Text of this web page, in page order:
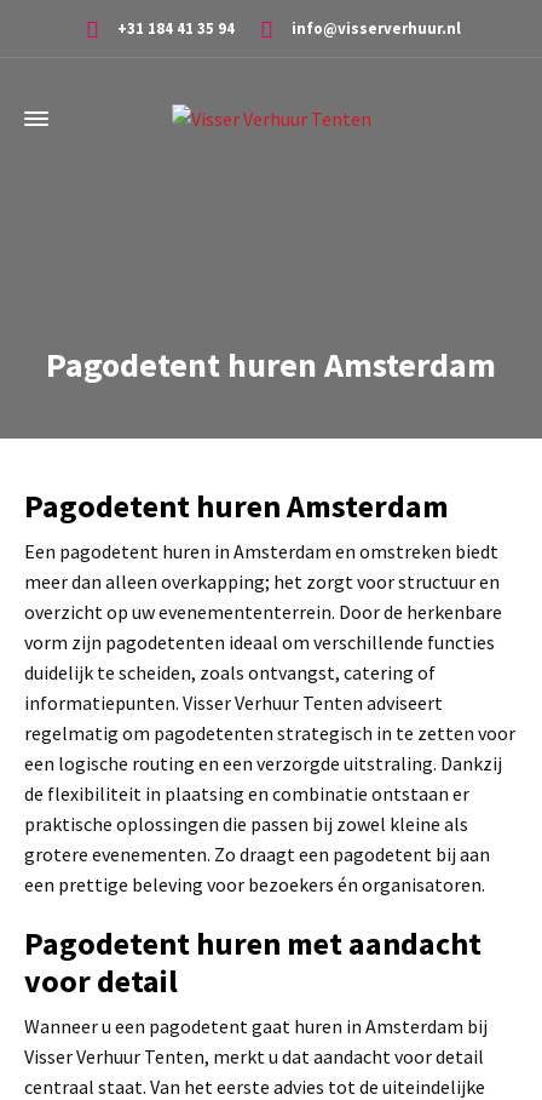
+31 184 41 35 94 info@visserverhuur.nl
Pagodetent huren Amsterdam
Pagodetent huren Amsterdam
Een pagodetent huren in Amsterdam en omstreken biedt
meer dan alleen overkapping; het zorgt voor structuur en
overzicht op uw evenemententerrein. Door de herkenbare
vorm zijn pagodetenten ideaal om verschillende functies
duidelijk te scheiden, zoals ontvangst, catering of
informatiepunten. Visser Verhuur Tenten adviseert
regelmatig om pagodetenten strategisch in te zetten voor
een logische routing en een verzorgde uitstraling. Dankzij
de flexibiliteit in plaatsing en combinatie ontstaan er
praktische oplossingen die passen bij zowel kleine als
grotere evenementen. Zo draagt een pagodetent bij aan
een prettige beleving voor bezoekers én organisatoren.
Pagodetent huren met aandacht
voor detail
Wanneer u een pagodetent gaat huren in Amsterdam bij
Visser Verhuur Tenten, merkt u dat aandacht voor detail
centraal staat. Van het eerste advies tot de uiteindelijke